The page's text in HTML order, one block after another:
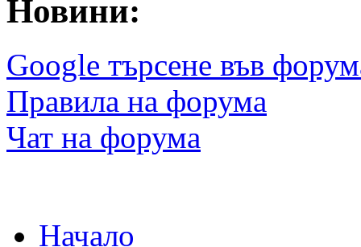
Новини:
Google търсене във
Правила на форума
Чат на форума
Начало